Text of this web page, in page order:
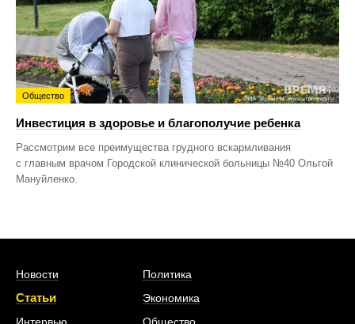
Общество
Инвестиция в здоровье и благополучие ребенка
Рассмотрим все преимущества грудного вскармливания
с главным врачом Городской клинической больницы №40 Ольгой
Мануйленко.
Новости
Статьи
Политика
Экономика